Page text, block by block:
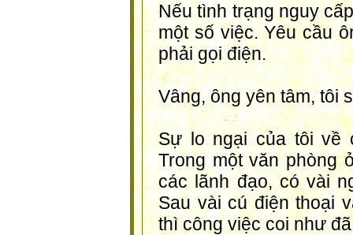
Nếu tình trạng nguy
một số việc. Yêu cầu
phải gọi điện.
Vâng, ông yên tâm, tôi
Sự lo ngại của tôi về
Trong một văn phòng
các lãnh đạo, có vài
Sau vài cú điện thoại
thì công việc coi như